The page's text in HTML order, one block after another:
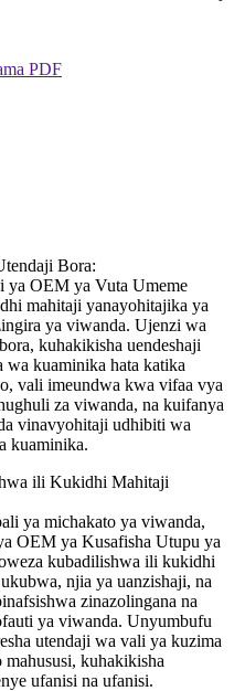
PDF
Bora:
ya OEM ya Vuta Umeme
mahitaji yanayohitajika ya
ya viwanda. Ujenzi wa
kuhakikisha uendeshaji
kuaminika hata katika
vali imeundwa kwa vifaa vya
za viwanda, na kuifanya
vinavyohitaji udhibiti wa
kuaminika.
ili Kukidhi Mahitaji
ya michakato ya viwanda,
OEM ya Kusafisha Utupu ya
kubadilishwa ili kukidhi
njia ya uanzishaji, na
zinazolingana na
ya viwanda. Unyumbufu
utendaji wa vali ya kuzima
kuhakikisha
ufanisi na ufanisi.